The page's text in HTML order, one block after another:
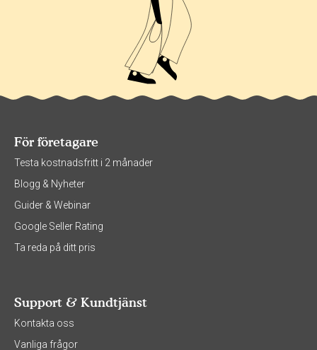
För företagare
Testa kostnadsfritt i 2 månader
Blogg & Nyheter
Guider & Webinar
Google Seller Rating
Ta reda på ditt pris
Support & Kundtjänst
Kontakta oss
Vanliga frågor